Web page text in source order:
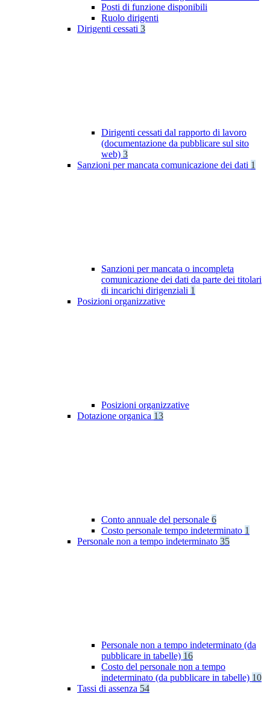
Posti di funzione disponibili
Ruolo dirigenti
Dirigenti cessati 3
Dirigenti cessati dal rapporto di lavoro
(documentazione da pubblicare sul sito
web) 3
Sanzioni per mancata comunicazione dei dati 1
Sanzioni per mancata o incompleta
comunicazione dei dati da parte dei titolari
di incarichi dirigenziali 1
Posizioni organizzative
Posizioni organizzative
Dotazione organica 13
Conto annuale del personale 6
Costo personale tempo indeterminato 1
Personale non a tempo indeterminato 35
Personale non a tempo indeterminato (da
pubblicare in tabelle) 16
Costo del personale non a tempo
indeterminato (da pubblicare in tabelle) 10
Tassi di assenza 54